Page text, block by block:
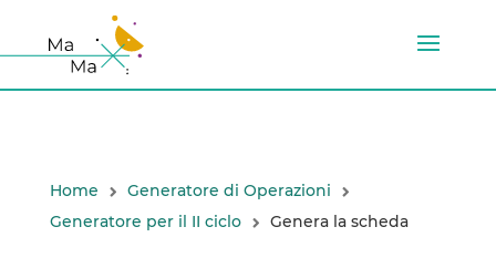
Home
Generatore di Operazioni
Generatore per il II ciclo
Genera la scheda